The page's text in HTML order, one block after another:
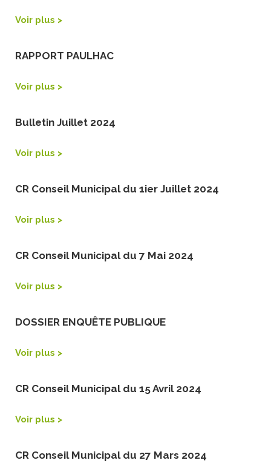
Voir plus >
RAPPORT PAULHAC
Voir plus >
Bulletin Juillet 2024
Voir plus >
CR Conseil Municipal du 1ier Juillet 2024
Voir plus >
CR Conseil Municipal du 7 Mai 2024
Voir plus >
DOSSIER ENQUÊTE PUBLIQUE
Voir plus >
CR Conseil Municipal du 15 Avril 2024
Voir plus >
CR Conseil Municipal du 27 Mars 2024